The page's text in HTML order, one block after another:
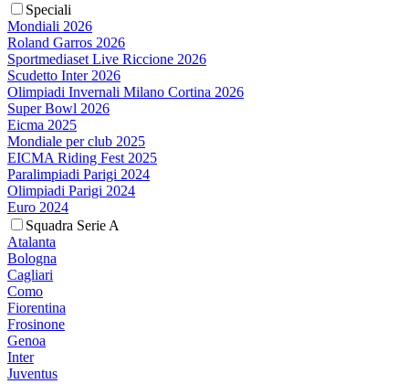
Speciali
Mondiali 2026
Roland Garros 2026
Sportmediaset Live Riccione 2026
Scudetto Inter 2026
Olimpiadi Invernali Milano Cortina 2026
Super Bowl 2026
Eicma 2025
Mondiale per club 2025
EICMA Riding Fest 2025
Paralimpiadi Parigi 2024
Olimpiadi Parigi 2024
Euro 2024
Squadra Serie A
Atalanta
Bologna
Cagliari
Como
Fiorentina
Frosinone
Genoa
Inter
Juventus